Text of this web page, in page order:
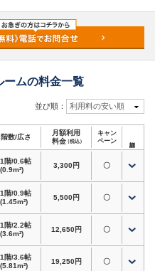
す。
森・金城学院前駅」方面から車で
小学校から徒歩6分、V・drug天子
です。向台・天子田・大森・大森
で収納場所をお探しの方に向いて
に分けて保管できます。電源付き
ジもあるため、バイクの置き場所
にもおすすめです。
プあり
の置き場所にお困りの方にもおす
品・家電・趣味道具など、自宅の
保に
ームの料金一覧
並び順： 利用料の安い順
階数/広さ
月額利用
料金（税込）
キャン
ペーン
1階/0.6帖
(0.9m²)
3,300円 〇
1階/0.9帖
(1.45m²)
5,500円 〇
1階/2.2帖
(3.6m²)
12,650円 〇
1階/3.6帖
(5.81m²)
19,250円 〇